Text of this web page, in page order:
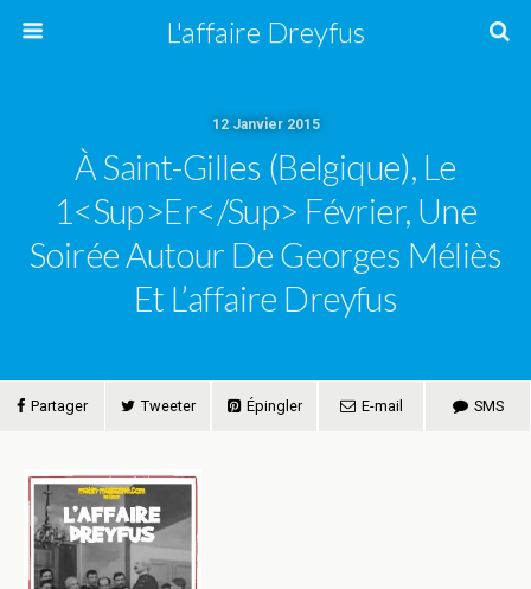
L'affaire Dreyfus
12 Janvier 2015
À Saint-Gilles (Belgique), Le
1<sup>er</sup> Février, Une
Soirée Autour De Georges Méliès
Et L’affaire Dreyfus
Partager Tweeter Épingler E-mail SMS